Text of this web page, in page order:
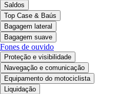
Saldos
Top Case & Baús
Bagagem lateral
Bagagem suave
Fones de ouvido
Proteção e visibilidade
Navegação e comunicação
Equipamento do motociclista
Liquidação